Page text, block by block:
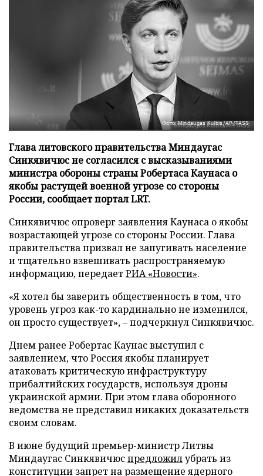
Фото: Mindaugas Kulbis/AP/TASS
Глава литовского правительства Миндаугас
Синкявичюс не согласился с высказываниями
министра обороны страны Робертаса Каунаса о
якобы растущей военной угрозе со стороны
России, сообщает портал LRT.
Синкявичюс опроверг заявления Каунаса о якобы
возрастающей угрозе со стороны России. Глава
правительства призвал не запугивать население
и тщательно взвешивать распространяемую
информацию, передаетРИА «Новости».
«Я хотел бы заверить общественность в том, что
уровень угроз как-то кардинально не изменился,
он просто существует», – подчеркнул Синкявичюс.
Днем ранее Робертас Каунас выступил с
заявлением, что Россия якобы планирует
атаковать критическую инфраструктуру
прибалтийских государств, используя дроны
украинской армии. При этом глава оборонного
ведомства не представил никаких доказательств
своим словам.
В июне будущий премьер-министр Литвы
Миндаугас Синкявичюспредложилубрать из
конституции запрет на размещение ядерного